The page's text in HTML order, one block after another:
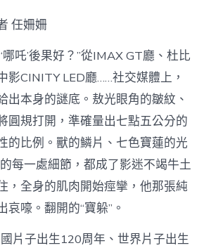
驗
野
丨
新
技
巧
開
釋
新
魅
力〉
中
任姍姍
哪吒’後果好？”從IMAX GT廳、杜比
影CINITY LED廳……社交媒體上，
出本身的謎底。敖光眼角的皺紋、
圓規打開，準確量出七點五公分的
的比例。獸的鱗片、七色寶蓮的光
每一處細節，都成了影迷不竭牛土
，全身的肌肉開始痙攣，他那張純
嚎。翻開的“寶躲”。
片子出生120周年、世界片子出生